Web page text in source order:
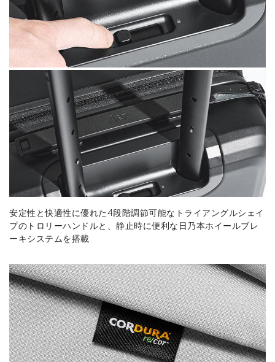
安定性と快適性に優れた4段階調節可能なトライアングルシェイ
プのトロリーハンドルと、静止時に便利な日乃本ホイールブレ
ーキシステムを搭載